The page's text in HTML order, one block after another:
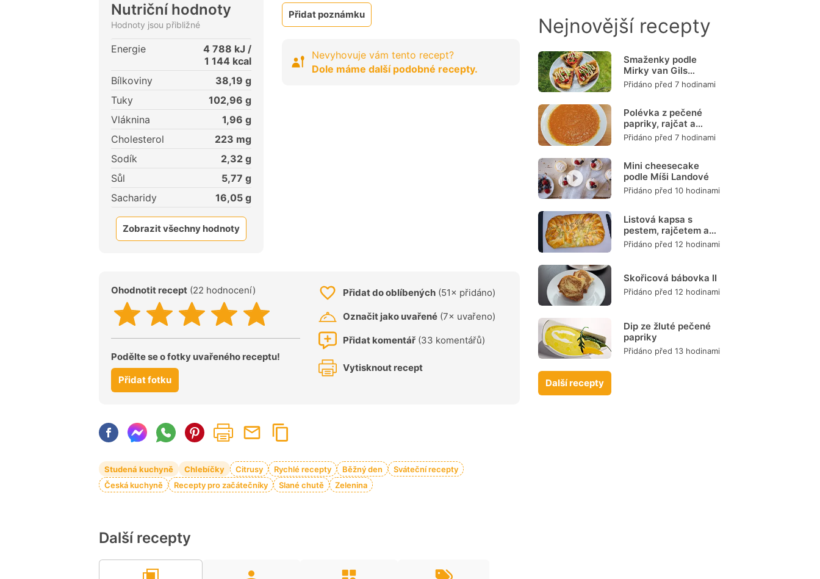
Nutriční hodnoty
Hodnoty jsou přibližné
Energie 4 788 kJ /
1 144 kcal
Bílkoviny
38,19 g
Tuky
102,96 g
Vláknina
1,96 g
Cholesterol
223 mg
Sodík
2,32 g
Sůl
5,77 g
Sacharidy
16,05 g
Zobrazit všechny hodnoty
Přidat poznámku
Nevyhovuje vám tento recept?
Dole máme další podobné recepty.
Ohodnotit recept (22 hodnocení)
Podělte se o fotky uvařeného receptu!
Přidat fotku
Přidat do oblíbených (51× přidáno)
Označit jako uvařené (7× uvařeno)
Přidat komentář (33 komentářů)
Vytisknout recept
Studená kuchyně Chlebíčky Citrusy Rychlé recepty Běžný den
Sváteční recepty
Česká kuchyně
Recepty pro začátečníky Slané chutě Zelenina
Další recepty
Nejnovější recepty
Smaženky podle
Mirky van Gils
Slavíkové
Přidáno před 7 hodinami
Polévka z pečené
papriky, rajčat a
mrkve
Přidáno před 7 hodinami
Mini cheesecake
podle Míši Landové
Přidáno před 10 hodinami
Listová kapsa s
pestem, rajčetem a
mozzarellou
Přidáno před 12 hodinami
Skořicová bábovka II
Přidáno před 12 hodinami
Dip ze žluté pečené
papriky
Přidáno před 13 hodinami
Další recepty